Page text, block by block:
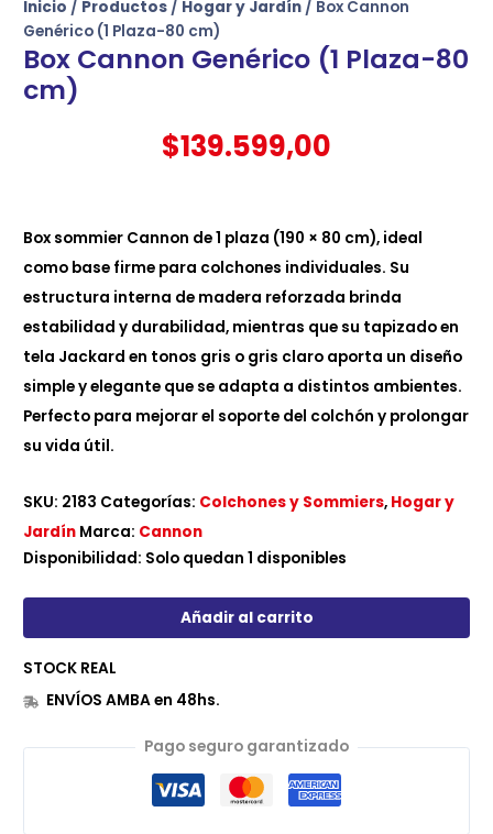
Inicio / Productos / Hogar y Jardín / Box Cannon
Genérico (1 Plaza-80 cm)
Box Cannon Genérico (1 Plaza-80
cm)
$139.599,00
Box sommier Cannon de 1 plaza (190 × 80 cm), ideal
como base firme para colchones individuales. Su
estructura interna de madera reforzada brinda
estabilidad y durabilidad, mientras que su tapizado en
tela Jackard en tonos gris o gris claro aporta un diseño
simple y elegante que se adapta a distintos ambientes.
Perfecto para mejorar el soporte del colchón y prolongar
su vida útil.
SKU: 2183 Categorías: Colchones y Sommiers, Hogar y
Jardín Marca: Cannon
Disponibilidad: Solo quedan 1 disponibles
Añadir al carrito
STOCK REAL
ENVÍOS AMBA en 48hs.
Pago seguro garantizado